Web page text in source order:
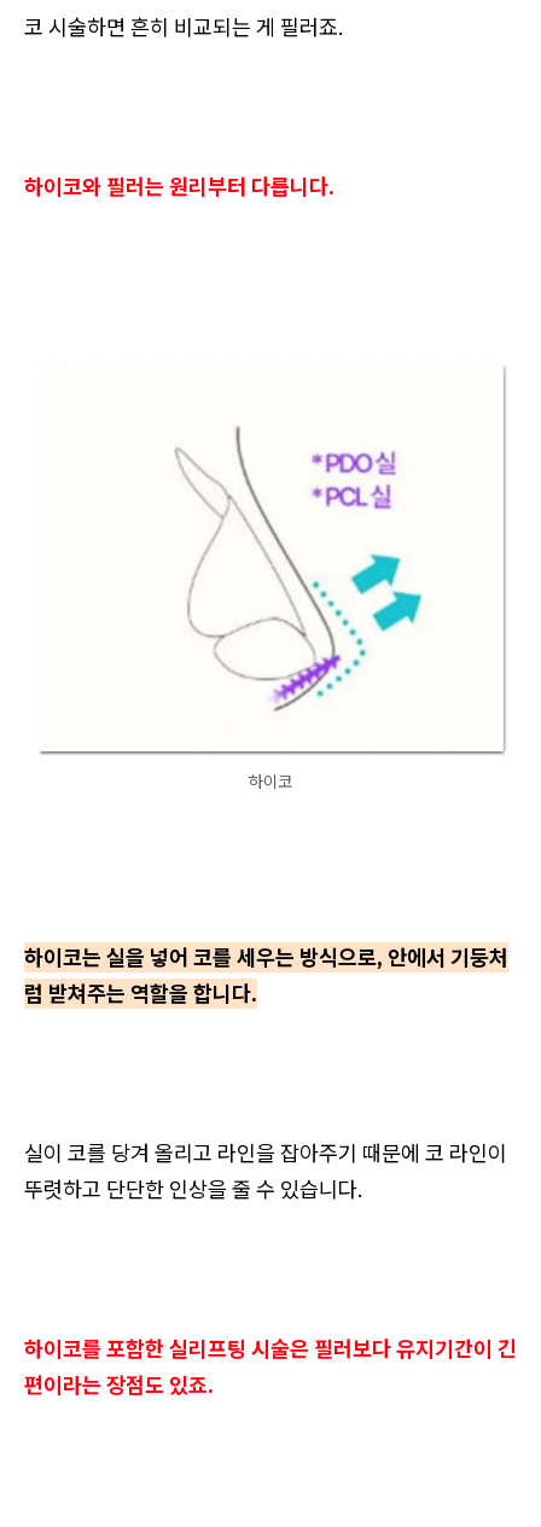
코 시술하면 흔히 비교되는 게 필러죠.
하이코와 필러는 원리부터 다릅니다.
하이코
하이코는 실을 넣어 코를 세우는 방식으로, 안에서 기둥처
럼 받쳐주는 역할을 합니다.
실이 코를 당겨 올리고 라인을 잡아주기 때문에 코 라인이
뚜렷하고 단단한 인상을 줄 수 있습니다.
하이코를 포함한 실리프팅 시술은 필러보다 유지기간이 긴
편이라는 장점도 있죠.